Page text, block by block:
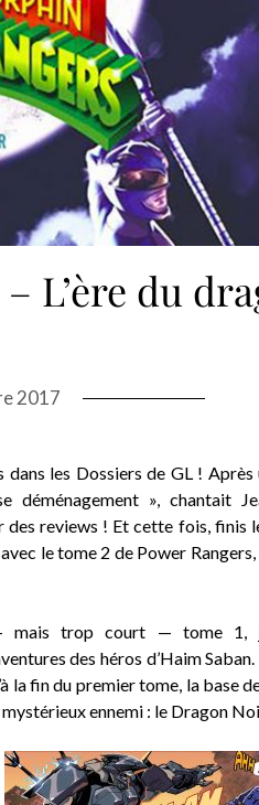
L’ère du
2017
dans les Dossiers de GL !
déménagement », chantait
des reviews ! Et cette fois, finis
le tome 2 de Power
mais trop court — tome 1,
des héros d’Haim
la fin du premier tome, la base
ennemi : le Dragon